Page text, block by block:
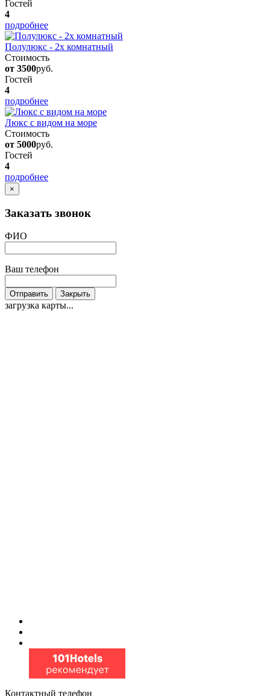
Гостей
4
подробнее
Полулюкс - 2х комнатный
Стоимость
от 3500руб.
Гостей
4
подробнее
Люкс с видом на море
Стоимость
от 5000руб.
Гостей
4
подробнее
×
Заказать звонок
ФИО
Ваш телефон
Отправить Закрыть
загрузка карты...
Контактный телефон